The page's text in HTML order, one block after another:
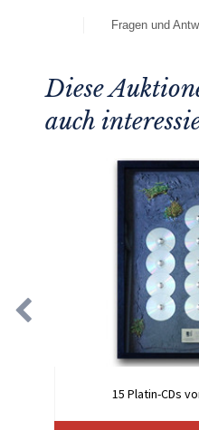
Fragen und
Diese
auch
15 Platin-CDs